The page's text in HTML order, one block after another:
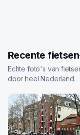
Recente
Echte foto's van
door heel Nederland.